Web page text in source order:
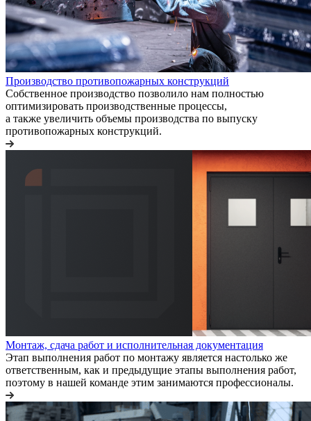
Производство противопожарных конструкций
Собственное производство позволило нам полностью
оптимизировать производственные процессы,
а также увеличить объемы производства по выпуску
противопожарных конструкций.
Монтаж, сдача работ и исполнительная документация
Этап выполнения работ по монтажу является настолько же
ответственным, как и предыдущие этапы выполнения работ,
поэтому в нашей команде этим занимаются профессионалы.